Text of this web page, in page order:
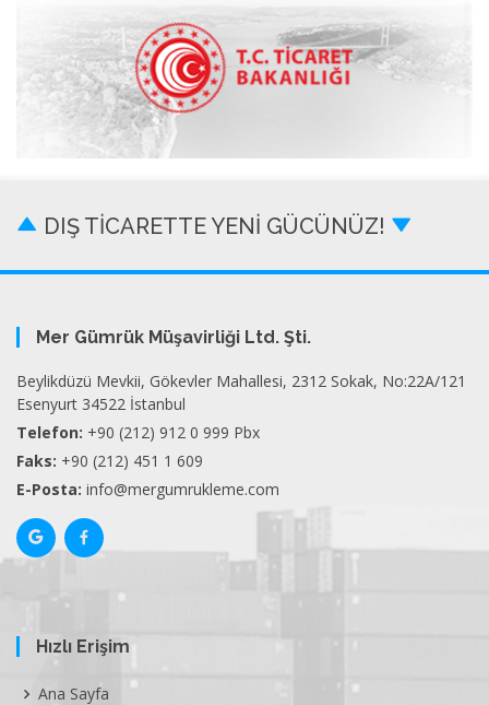
DIŞ TİCARETTE YENİ GÜCÜNÜZ!
Mer Gümrük Müşavirliği Ltd. Şti.
Beylikdüzü Mevkii, Gökevler Mahallesi, 2312 Sokak, No:22A/121
Esenyurt 34522 İstanbul
Telefon: +90 (212) 912 0 999 Pbx
Faks: +90 (212) 451 1 609
E-Posta: info@mergumrukleme.com
Hızlı Erişim
Ana Sayfa